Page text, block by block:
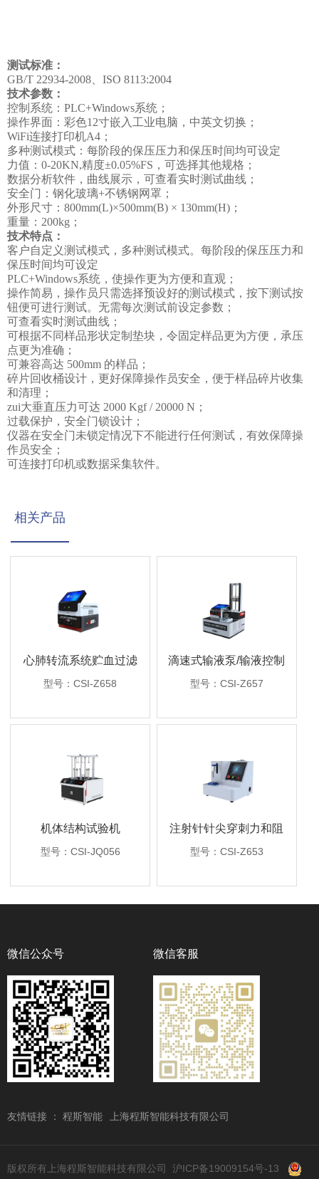
测试标准 ：
GB/T 22934-2008、ISO 8113:2004
技术参数：
控制系统： PLC+Windows系统；
操作界面：彩色12寸嵌入工业电脑，中英文切换；
WiFi连接打印机A4；
多种测试模式 ： 每阶段的保压压力和保压时间均可设定
力值： 0-20KN,精度±0.05%FS，可选择其他规格；
数据分析软件，曲线展示，可查看实时测试曲线；
安全门：钢化玻璃+不锈钢网罩；
外形尺寸： 800mm(L)×500mm(B) × 130mm(H)；
重量： 200kg；
技术特点：
客户自定义测试模式，多种测试模式。每阶段的保压压力和
保压时间均可设定
PLC+Windows系统， 使操作更为方便和直观 ；
操作简易，操作员只需选择预设好的测试模式，按下测试按
钮便可进行测试。无需每次测试前设定参数 ；
可查看实时测试曲线 ；
可根据不同样品形状定制垫块，令固定样品更为方便，承压
点更为准确 ；
可兼容高达 500mm 的样品 ；
碎片回收桶设计，更好保障操作员安全，便于样品碎片收集
和清理 ；
zui大垂直压力可达 2000 Kgf / 20000 N ；
过载保护 ， 安全门锁设计 ；
仪器在安全门未锁定情况下不能进行任何测试，有效保障操
作员安全 ；
可连接打印机或数据采集软件。
相关产品
心肺转流系统贮血过滤
型号：CSI-Z658
滴速式输液泵/输液控制
型号：CSI-Z657
机体结构试验机
型号：CSI-JQ056
注射针针尖穿刺力和阻
型号：CSI-Z653
微信公众号 微信客服
友情链接 ： 程斯智能 上海程斯智能科技有限公司
版权所有上海程斯智能科技有限公司 沪ICP备19009154号-13